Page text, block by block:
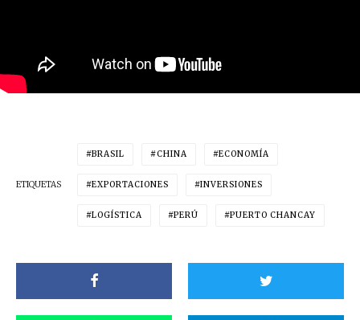
ETIQUETAS
BRASIL CHINA ECONOMÍA
EXPORTACIONES INVERSIONES
LOGÍSTICA PERÚ PUERTO CHANCAY